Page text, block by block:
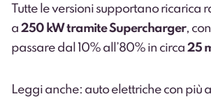
Tutte le versioni supportano ricarica
a 250 kW tramite Supercharger,
passare dal 10% all’80% in circa 25
Leggi anche: auto elettriche con più